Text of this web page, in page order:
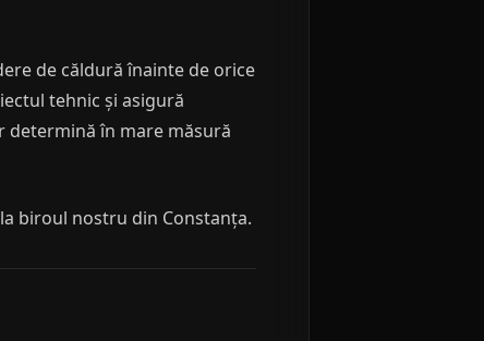
de căldură înainte de orice
tehnic și asigură
determină în mare măsură
la biroul nostru din Constanța.